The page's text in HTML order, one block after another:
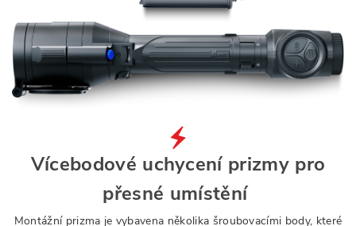
Vícebodové uchycení prizmy pro
přesné umístění
Montážní prizma je vybavena několika šroubovacími body, které